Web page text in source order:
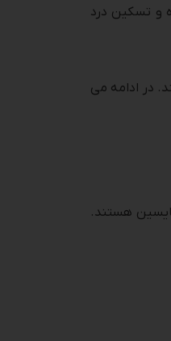
و تسکین درد
در ادامه می
هستند.